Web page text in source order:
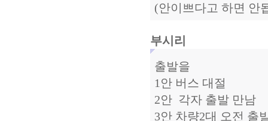
(안이쁘다고 하면 안
부시리
출발을
1안 버스 대절
2안 각자 출발 만남
3안 차량2대 오전 출